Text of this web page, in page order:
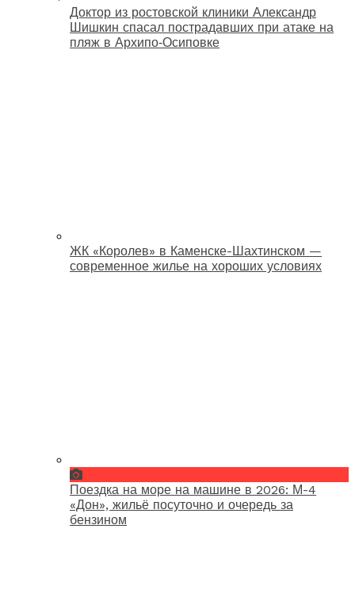
Доктор из ростовской клиники Александр
Шишкин спасал пострадавших при атаке на
пляж в Архипо‑Осиповке
ЖК «Королев» в Каменске-Шахтинском —
современное жилье на хороших условиях
Поездка на море на машине в 2026: М-4
«Дон», жильё посуточно и очередь за
бензином